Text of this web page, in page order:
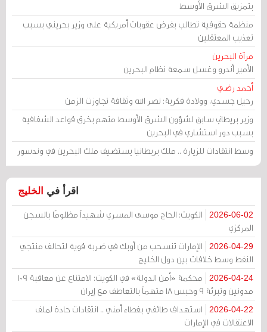
بتمزيق الشرق الأوسط
منظمة حقوقية تطالب بفرض عقوبات أمريكية على وزير بحريني بسبب
تعذيب المعتقلين
مرآة البحرين
الأمير أندرو وغسل سمعة نظام البحرين
أحمد رضي
رحيل جسدي، وولادة فكرية: نصر الله وثقافة تجاوزت الزمن
وزير بريطاني سابق لشؤون الشرق الأوسط متهم بخرق قواعد الشفافية
بسبب دور استشاري في البحرين
وسط انتقادات للزيارة .. ملك بريطانيا يستضيف ملك البحرين في وندسور
اقرأ في الخليج
2026-06-02
الكويت: الحاج موسى المسري شهيداً مظلومًا بالسجن
المركزي
2026-04-29
الإمارات تنسحب من أوبك في ضربة قوية لتحالف منتجي
النفط وسط خلافات بين دول الخليج
2026-04-24
محكمة «أمن الدولة» في الكويت: الامتناع عن معاقبة 109
مدونين وتبرئة 9 وحبس 18 متهماً بالتعاطف مع إيران
2026-04-22
استهداف طائفي بغطاء أمني .. انتقادات حادة لملف
الاعتقالات في الإمارات